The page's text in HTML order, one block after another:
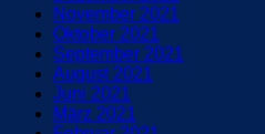
November 2021
Oktober 2021
September 2021
August 2021
Juni 2021
März 2021